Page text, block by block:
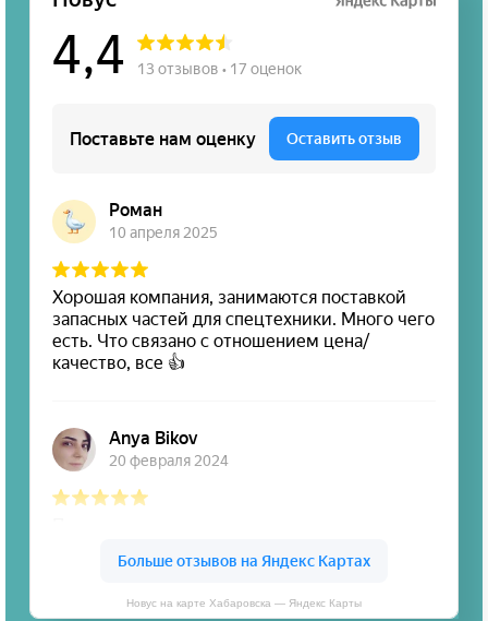
Новус на карте Хабаровска — Яндекс Карты